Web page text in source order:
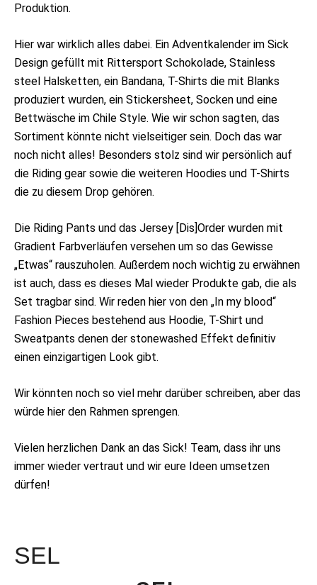
Produktion.
Hier war wirklich alles dabei. Ein Adventkalender im Sick
Design gefüllt mit Rittersport Schokolade, Stainless
steel Halsketten, ein Bandana, T-Shirts die mit Blanks
produziert wurden, ein Stickersheet, Socken und eine
Bettwäsche im Chile Style. Wie wir schon sagten, das
Sortiment könnte nicht vielseitiger sein. Doch das war
noch nicht alles! Besonders stolz sind wir persönlich auf
die Riding gear sowie die weiteren Hoodies und T-Shirts
die zu diesem Drop gehören.
Die Riding Pants und das Jersey [Dis]Order wurden mit
Gradient Farbverläufen versehen um so das Gewisse
„Etwas“ rauszuholen. Außerdem noch wichtig zu erwähnen
ist auch, dass es dieses Mal wieder Produkte gab, die als
Set tragbar sind. Wir reden hier von den „In my blood“
Fashion Pieces bestehend aus Hoodie, T-Shirt und
Sweatpants denen der stonewashed Effekt definitiv
einen einzigartigen Look gibt.
Wir könnten noch so viel mehr darüber schreiben, aber das
würde hier den Rahmen sprengen.
Vielen herzlichen Dank an das Sick! Team, dass ihr uns
immer wieder vertraut und wir eure Ideen umsetzen
dürfen!
SEL